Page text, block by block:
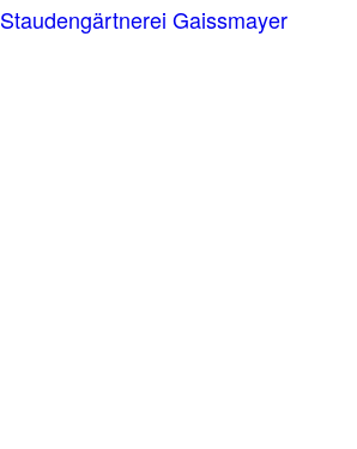
Staudengärtnerei Gaissmayer